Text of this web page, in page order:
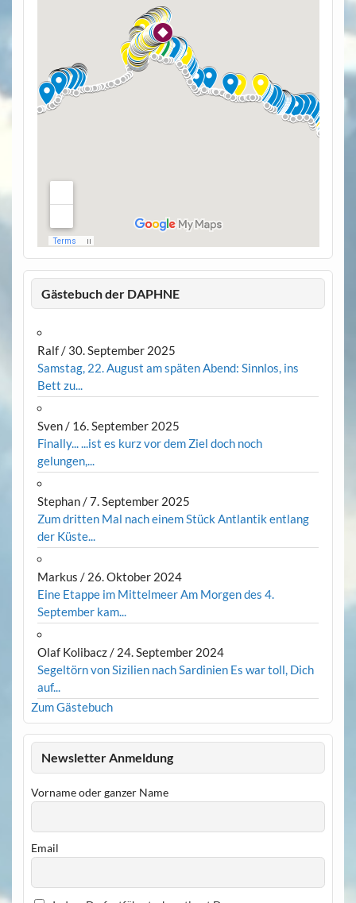
Gästebuch der DAPHNE
Ralf/ 30. September 2025
Samstag, 22. August am späten Abend: Sinnlos, ins
Bett zu...
Sven/ 16. September 2025
Finally... ...ist es kurz vor dem Ziel doch noch
gelungen,...
Stephan/7. September 2025
Zum dritten Mal nach einem Stück Antlantik entlang
der Küste...
Markus / 26. Oktober 2024
Eine Etappe im Mittelmeer Am Morgen des 4.
September kam...
Olaf Kolibacz/ 24. September 2024
Segeltörn von Sizilien nach Sardinien Es war toll, Dich
auf...
Zum Gästebuch
Newsletter Anmeldung
Vorname oder ganzer Name
Email